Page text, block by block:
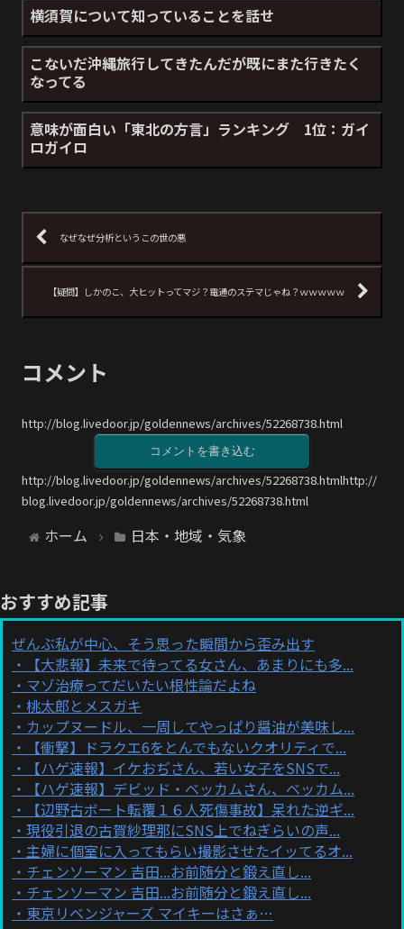
横須賀について知っていることを話せ
こないだ沖縄旅行してきたんだが既にまた行きたく
なってる
意味が面白い「東北の方言」ランキング 1位：ガイ
ロガイロ
なぜなぜ分析というこの世の悪
【疑問】しかのこ、大ヒットってマジ？電通のステマじゃね？ｗｗｗｗｗ
コメント
http://blog.livedoor.jp/goldennews/archives/52268738.html
コメントを書き込む
http://blog.livedoor.jp/goldennews/archives/52268738.htmlhttp://
blog.livedoor.jp/goldennews/archives/52268738.html
ホーム 日本・地域・気象
おすすめ記事
ぜんぶ私が中心、そう思った瞬間から歪み出す
【大悲報】未来で待ってる女さん、あまりにも多...
マゾ治療ってだいたい根性論だよね
桃太郎とメスガキ
カップヌードル、一周してやっぱり醤油が美味し...
【衝撃】ドラクエ6をとんでもないクオリティで...
【ハゲ速報】イケおぢさん、若い女子をSNSで...
【ハゲ速報】デビッド・ベッカムさん、ベッカム...
【辺野古ボート転覆１６人死傷事故】呆れた逆ギ...
現役引退の古賀紗理那にSNS上でねぎらいの声...
主婦に個室に入ってもらい撮影させたイッてるオ...
チェンソーマン 吉田...お前随分と鍛え直し...
チェンソーマン 吉田...お前随分と鍛え直し...
東京リベンジャーズ マイキーはさぁ…